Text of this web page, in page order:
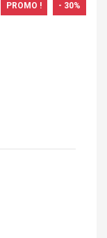
PROMO ! - 30%